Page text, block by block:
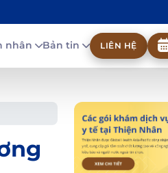
nhân Bản tin LIÊN HỆ